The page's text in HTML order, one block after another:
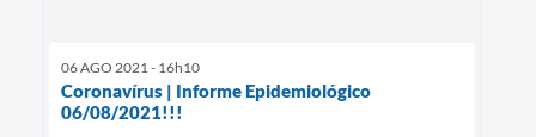
06 AGO 2021 - 16h10
Coronavírus | Informe Epidemiológico
06/08/2021!!!